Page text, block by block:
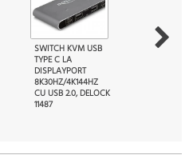
SWITCH KVM USB
TYPE C LA
DISPLAYPORT
8K30HZ/4K144HZ
CU USB 2.0, DELOCK
11487